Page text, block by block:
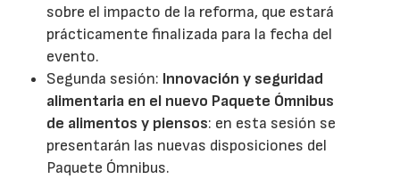
sobre el impacto de la reforma, que estará
prácticamente finalizada para la fecha del
evento.
Segunda sesión: Innovación y seguridad
alimentaria en el nuevo Paquete Ómnibus
de alimentos y piensos: en esta sesión se
presentarán las nuevas disposiciones del
Paquete Ómnibus.